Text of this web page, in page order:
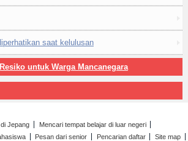
saat kelulusan
untuk Warga Mancanegara
Jepang
Mencari tempat belajar di luar negeri
Pesan dari senior Pencarian daftar
Site map